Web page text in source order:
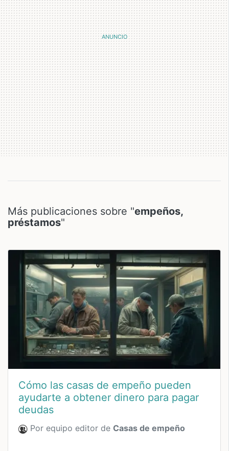
Más publicaciones sobre "empeños,
préstamos"
Cómo las casas de empeño pueden
ayudarte a obtener dinero para pagar
deudas
Por equipo editor de Casas de empeño